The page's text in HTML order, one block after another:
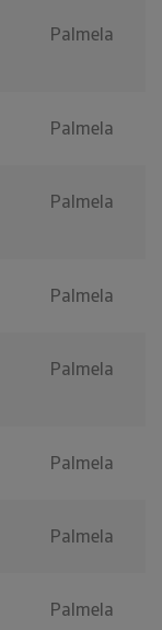
Palmela
Palmela
Palmela
Palmela
Palmela
Palmela
Palmela
Palmela